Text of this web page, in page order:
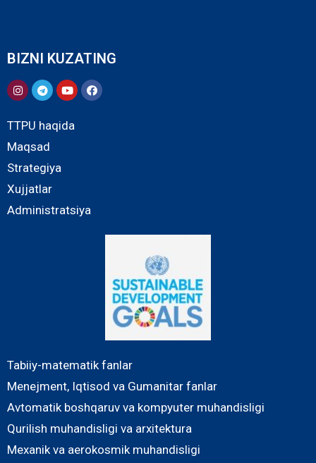
BIZNI KUZATING
TTPU haqida
Maqsad
Strategiya
Xujjatlar
Administratsiya
Tabiiy-matematik fanlar
Menejment, Iqtisod va Gumanitar fanlar
Avtomatik boshqaruv va kompyuter muhandisligi
Qurilish muhandisligi va arxitektura
Mexanik va aerokosmik muhandisligi